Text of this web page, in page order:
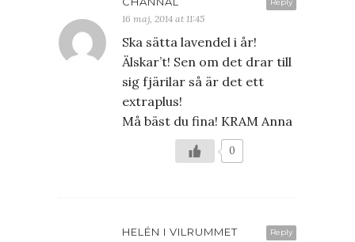
Reply
16 maj, 2014 at 11:45
Ska sätta lavendel i år!
Älskar’t! Sen om det drar till
sig fjärilar så är det ett
extraplus!
Må bäst du fina! KRAM Anna
0
Reply
HELÉN I VILRUMMET